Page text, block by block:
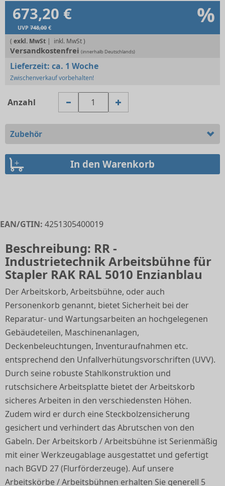
673,20 € %
UVP 748,00 €
( exkl. MwSt |
Versandkostenfrei (innerhalb Deutschlands)
Lieferzeit: ca. 1 Woche
Zwischenverkauf vorbehalten!
Anzahl
Zubehör
EAN/GTIN: 4251305400019
Beschreibung: RR -
Industrietechnik Arbeitsbühne für
Stapler RAK RAL 5010 Enzianblau
Der Arbeitskorb, Arbeitsbühne, oder auch
Personenkorb genannt, bietet Sicherheit bei der
Reparatur- und Wartungsarbeiten an hochgelegenen
Gebäudeteilen, Maschinenanlagen,
Deckenbeleuchtungen, Inventuraufnahmen etc.
entsprechend den Unfallverhütungsvorschriften (UVV).
Durch seine robuste Stahlkonstruktion und
rutschsichere Arbeitsplatte bietet der Arbeitskorb
sicheres Arbeiten in den verschiedensten Höhen.
Zudem wird er durch eine Steckbolzensicherung
gesichert und verhindert das Abrutschen von den
Gabeln. Der Arbeitskorb / Arbeitsbühne ist Serienmäßig
mit einer Werkzeugablage ausgestattet und gefertigt
nach BGVD 27 (Flurförderzeuge). Auf unsere
Arbeitskörbe / Arbeitsbühnen erhalten Sie generell 5